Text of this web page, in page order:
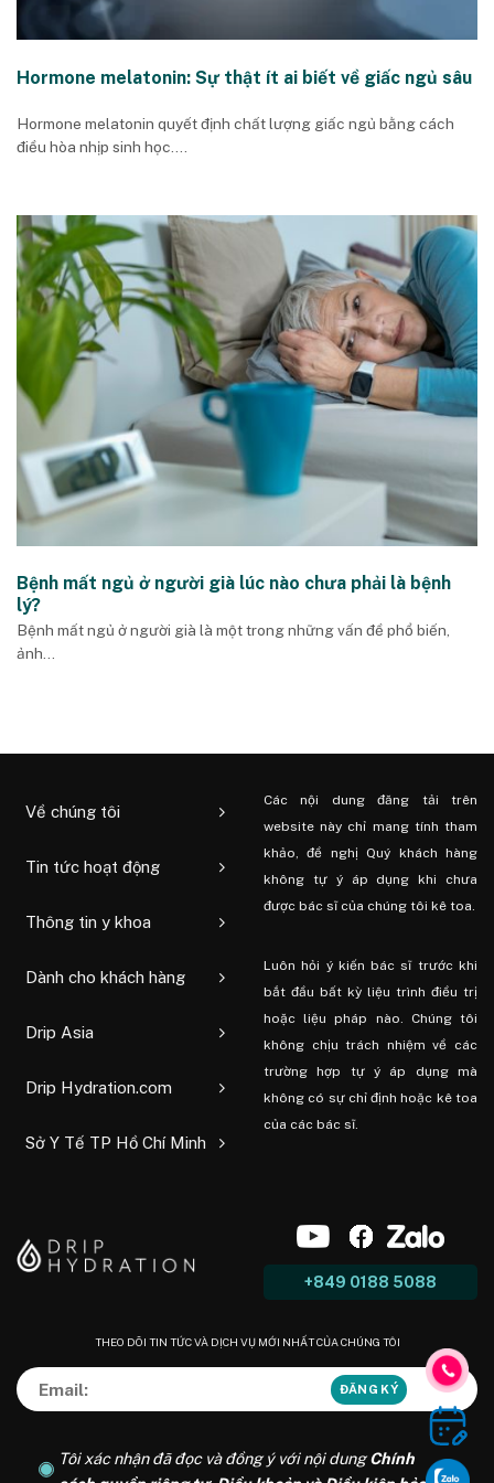
Hormone melatonin: Sự thật ít ai biết về giấc ngủ sâu
Hormone melatonin quyết định chất lượng giấc ngủ bằng cách
điều hòa nhịp sinh học....
Bệnh mất ngủ ở người già lúc nào chưa phải là bệnh
lý?
Bệnh mất ngủ ở người già là một trong những vấn đề phổ biến,
ảnh...
Về chúng tôi
Tin tức hoạt động
Thông tin y khoa
Dành cho khách hàng
Drip Asia
Drip Hydration.com
Sở Y Tế TP Hồ Chí Minh
Các nội dung đăng tải trên
website này chỉ mang tính tham
khảo, đề nghị Quý khách hàng
không tự ý áp dụng khi chưa
được bác sĩ của chúng tôi kê toa.
Luôn hỏi ý kiến ​​bác sĩ trước khi
bắt đầu bất kỳ liệu trình điều trị
hoặc liệu pháp nào. Chúng tôi
không chịu trách nhiệm về các
trường hợp tự ý áp dụng mà
không có sự chỉ định hoặc kê toa
của các bác sĩ.
+849 0188 5088
THEO DÕI TIN TỨC VÀ DỊCH VỤ MỚI NHẤT CỦA CHÚNG TÔI
Tôi xác nhận đã đọc và đồng ý với nội dungChính